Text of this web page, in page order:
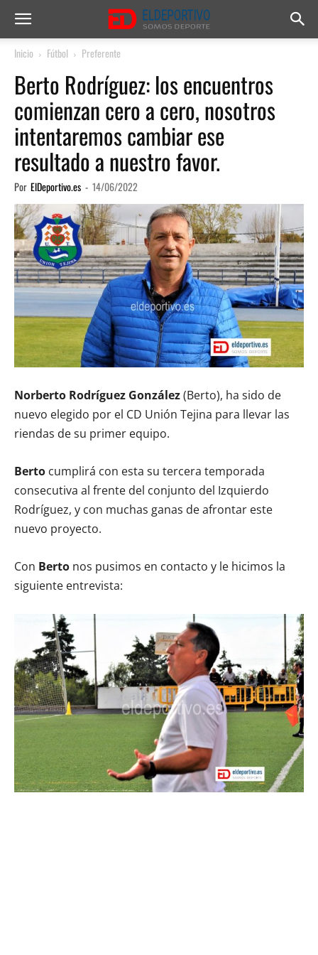
Inicio Fútbol Preferente
Berto Rodríguez: los encuentros
comienzan cero a cero, nosotros
intentaremos cambiar ese
resultado a nuestro favor.
Por ElDeportivo.es - 14/06/2022
Norberto Rodríguez González(Berto), ha sido de
nuevo elegido por el CD Unión Tejina para llevar las
riendas de su primer equipo.
Berto cumplirá con esta su tercera temporada
consecutiva al frente del conjunto del Izquierdo
Rodríguez, y con muchas ganas de afrontar este
nuevo proyecto.
Con Berto nos pusimos en contacto y le hicimos la
siguiente entrevista: